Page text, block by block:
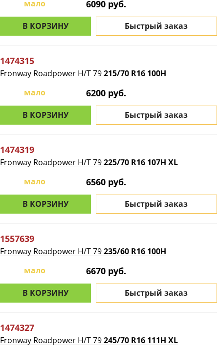
мало
6090 руб.
В КОРЗИНУ Быстрый заказ
1474315
Fronway Roadpower H/T 79215/70 R16 100H
мало
6200 руб.
В КОРЗИНУ Быстрый заказ
1474319
Fronway Roadpower H/T 79225/70 R16 107H XL
мало
6560 руб.
В КОРЗИНУ Быстрый заказ
1557639
Fronway Roadpower H/T 79235/60 R16 100H
мало
6670 руб.
В КОРЗИНУ Быстрый заказ
1474327
Fronway Roadpower H/T 79245/70 R16 111H XL